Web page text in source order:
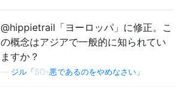
@hippietrail「ヨーロッパ」に修正。こ
の概念はアジアで一般的に知られてい
ますか？
ジル「SO-悪であるのをやめなさい」